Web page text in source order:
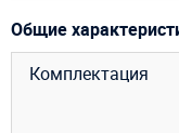
Общие
Комплектация